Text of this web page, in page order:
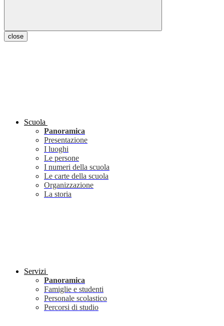
close
Scuola
Panoramica
Presentazione
I luoghi
Le persone
I numeri della scuola
Le carte della scuola
Organizzazione
La storia
Servizi
Panoramica
Famiglie e studenti
Personale scolastico
Percorsi di studio